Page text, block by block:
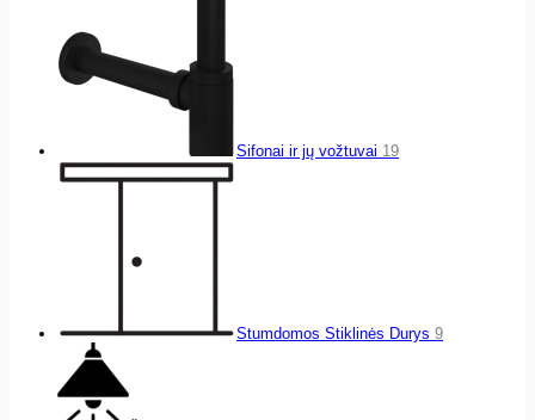
Sifonai ir jų vožtuvai 19
Stumdomos Stiklinės Durys 9